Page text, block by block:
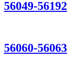
56049-56192
56060-56063